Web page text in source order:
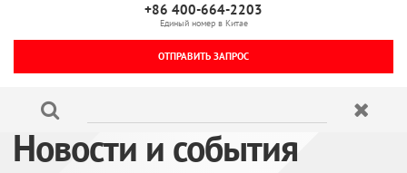
+86 400-664-2203
Единый номер в Китае
ОТПРАВИТЬ ЗАПРОС
Новости и события